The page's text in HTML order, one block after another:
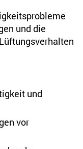
und die
und
vor